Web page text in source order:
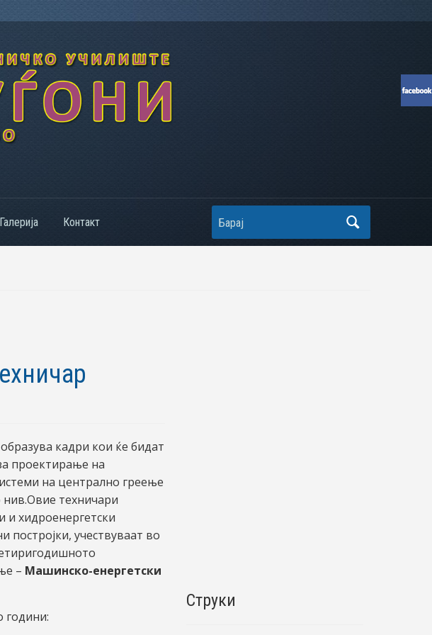
Галерија Контакт Search
кадри кои ќе бидат
проектирање на
на централно греење
нив.Овие техничари
и хидроенергетски
постројки, учествуваат во
– Машинско-енергетски
години:
Струки